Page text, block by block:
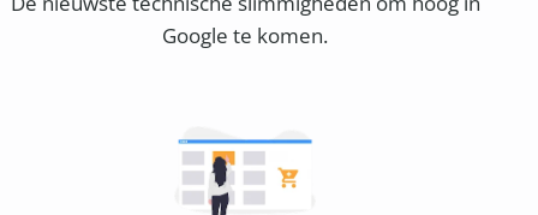
Google te komen.